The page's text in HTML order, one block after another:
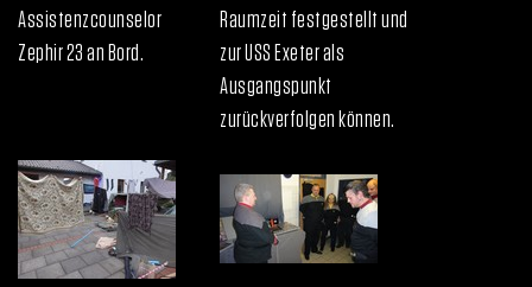
Assistenzcounselor
Zephir 23 an Bord.
Raumzeit festgestellt und
zur USS Exeter als
Ausgangspunkt
zurückverfolgen können.